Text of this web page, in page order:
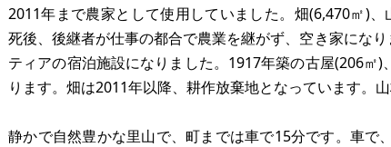
2011年まで農家として使用していました。畑(6,470㎡)
死後、後継者が仕事の都合で農業を継がず、空き家にな
ティアの宿泊施設になりました。1917年築の古屋(206㎡
ります。畑は2011年以降、耕作放棄地となっています。山
静かで自然豊かな里山で、町までは車で15分です。車で